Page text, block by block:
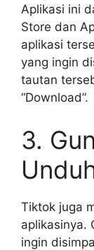
Aplikasi ini
Store dan
aplikasi
yang ingin
tautan
“Download”.
3.
Tiktok juga
aplikasinya.
ingin